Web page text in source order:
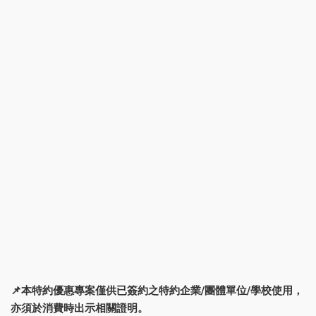
📌本特約優惠專案僅供已簽約之特約企業/團體單位/學校使用，
亦須於消費時出示相關證明。